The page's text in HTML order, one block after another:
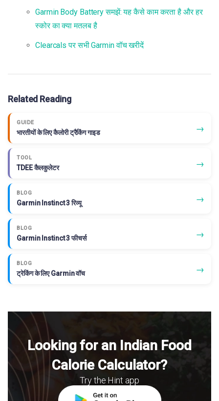
Garmin Body Battery समझें: यह कैसे काम करता है और हर
स्कोर का क्या मतलब है
Clearcals पर सभी Garmin वॉच खरीदें
Related Reading
GUIDE
भारतीयों के लिए कैलोरी ट्रैकिंग गाइड →
TOOL
TDEE कैलकुलेटर →
BLOG
Garmin Instinct 3 रिव्यू →
BLOG
Garmin Instinct 3 फीचर्स →
BLOG
ट्रेकिंग के लिए Garmin वॉच →
Looking for an Indian Food
Calorie Calculator?
Try the Hint app